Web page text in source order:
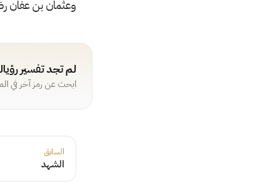
وعثمان بن عفان
لم تجد تفسير
ابحث عن رمز آخر في
السابق
الشهد